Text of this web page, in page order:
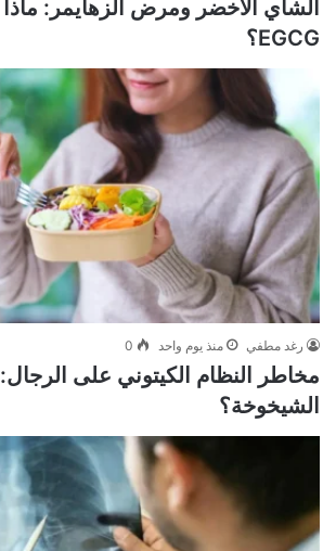
الشاي الأخضر ومرض ألزهايمر:
EGCG؟
رغد مطفي منذ يوم واحد 0
مخاطر النظام الكيتوني على
الشيخوخة؟